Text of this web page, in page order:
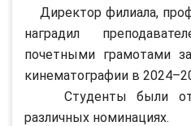
Директор филиала,
наградил
почетными грамотами
кинематографии в
Студенты были
различных номинациях.